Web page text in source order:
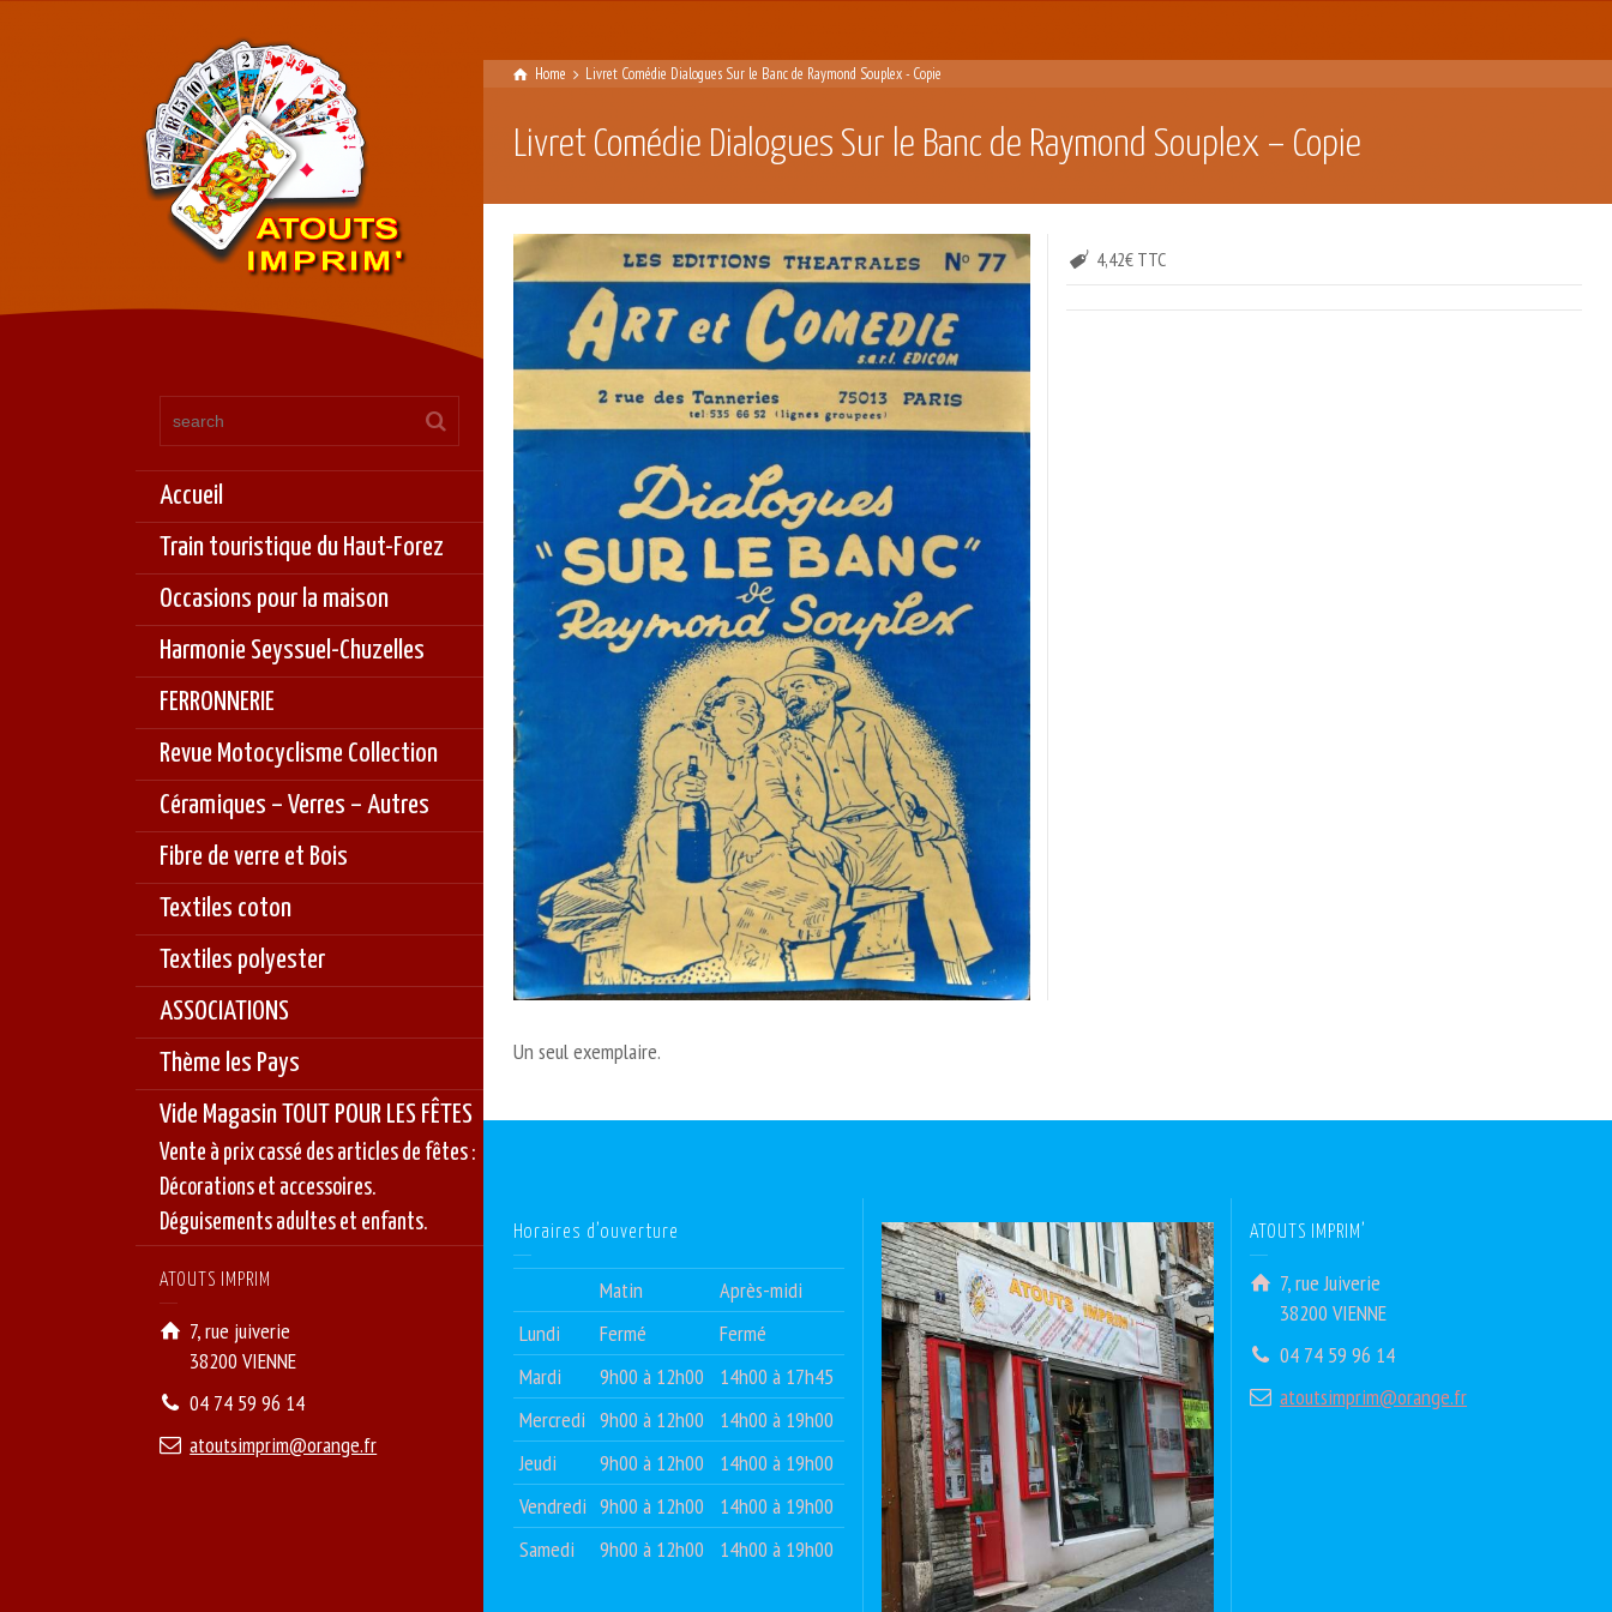
Accueil
Train touristique du Haut-Forez
Occasions pour la maison
Harmonie Seyssuel-Chuzelles
FERRONNERIE
Revue Motocyclisme Collection
Céramiques – Verres – Autres
Fibre de verre et Bois
Textiles coton
Textiles polyester
ASSOCIATIONS
Thème les Pays
Vide Magasin TOUT POUR LES FÊTES
Vente à prix cassé des articles de fêtes :
Décorations et accessoires.
Déguisements adultes et enfants.
ATOUTS IMPRIM
7, rue juiverie
38200 VIENNE
04 74 59 96 14
atoutsimprim@orange.fr
Home Livret Comédie Dialogues Sur le Banc de Raymond Souplex - Copie
Livret Comédie Dialogues Sur le Banc de Raymond Souplex – Copie
4,42€ TTC
Un seul exemplaire.
Horaires d’ouverture
Matin
Après-midi
Lundi
Fermé
Fermé
Mardi
9h00 à 12h00
14h00 à 17h45
Mercredi 9h00 à 12h00
14h00 à 19h00
Jeudi
9h00 à 12h00
14h00 à 19h00
Vendredi 9h00 à 12h00
14h00 à 19h00
Samedi
9h00 à 12h00 14h00 à 19h00
ATOUTS IMPRIM’
7, rue Juiverie
38200 VIENNE
04 74 59 96 14
atoutsimprim@orange.fr